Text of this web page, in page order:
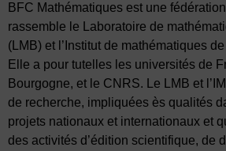
BFC Mathématiques est une
rassemble le Laboratoire de
(LMB) et l’Institut de mathématiques
Elle a pour tutelles les universités de
Bourgogne, et le CNRS.
Le LMB et
de recherche, impliquées ès qualités
projets nationaux et internationaux et
des activités d’édition scientifique, de